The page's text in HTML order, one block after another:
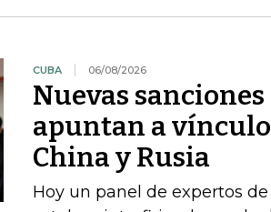
CUBA 06/08/2026
Nuevas
apuntan a
China y Rusia
Hoy un panel de expertos